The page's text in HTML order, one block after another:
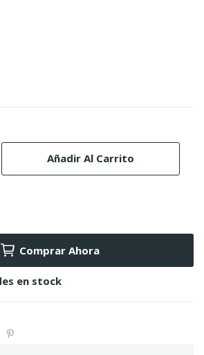
Añadir Al Carrito
Comprar Ahora
en stock